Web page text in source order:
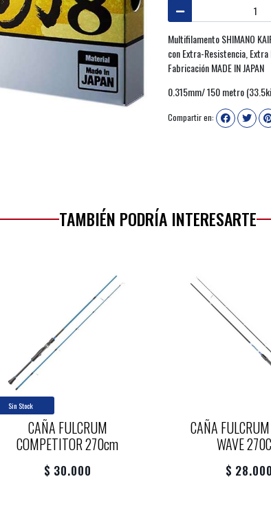
Multifilamento SHIMANO
con Extra-Resistencia,
Fabricación MADE IN JAPAN
0.315mm/ 150 metro
Compartir en:
TAMBIÉN PODRÍA INTERESARTE
Sin Stock
CAÑA FULCRUM
COMPETITOR 270cm
$ 30.000
CAÑA
WAVE
$ 28.000